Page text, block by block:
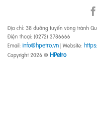
Địa chỉ: 38 đường tuyến vòng tránh
Điện thoại: (0272) 3786666
Email: info@hpetro.vn | Website:
Copyright 2026 © HPetro